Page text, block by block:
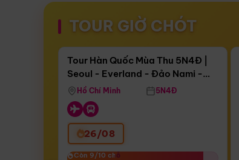
TOUR GIỜ CHÓT
Còn16 ngày 11:31:30
Bay Sun Phuquoc Airways
Điểm nổi bật
Tour Hàn Quốc Mùa Thu 5N4Đ |
Seoul - Everland - Đảo Nami -
Tháp Namsan (Bay Sun Phuquoc
Airways)
Hồ Chí Minh 5N4Đ
26/08
Còn 9/10 chỗ
Còn 9/10 chỗ